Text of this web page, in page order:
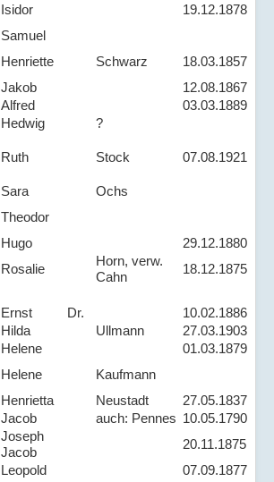
Isidor
19.12.1878
Samuel
Henriette Schwarz
18.03.1857
Jakob
12.08.1867
Alfred
03.03.1889
Hedwig
?
Ruth Stock 07.08.1921
Sara
Ochs
Theodor
Hugo
29.12.1880
Rosalie
Horn, verw.
Cahn
18.12.1875
Ernst Dr.
10.02.1886
Hilda Ullmann
27.03.1903
Helene
01.03.1879
Helene
Kaufmann
Henrietta Neustadt
27.05.1837
Jacob auch: Pennes 10.05.1790
Joseph
Jacob
20.11.1875
Leopold
07.09.1877